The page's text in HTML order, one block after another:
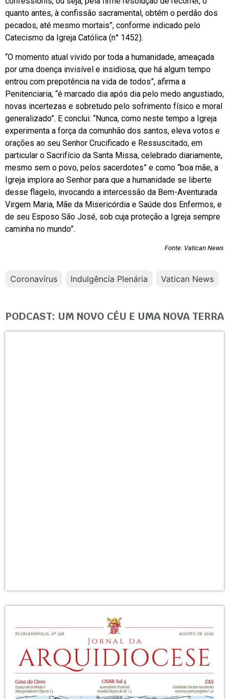
quanto antes, à confissão sacramental, obtém o perdão dos
pecados, até mesmo mortais”, conforme indicado pelo
Catecismo da Igreja Católica (n° 1452).
“O momento atual vivido por toda a humanidade, ameaçada
por uma doença invisível e insidiosa, que há algum tempo
entrou com prepotência na vida de todos”, afirma a
Penitenciaria, “é marcado dia após dia pelo medo angustiado,
novas incertezas e sobretudo pelo sofrimento físico e moral
generalizado”. E conclui: “Nunca, como neste tempo a Igreja
experimenta a força da comunhão dos santos, eleva votos e
orações ao seu Senhor Crucificado e Ressuscitado, em
particular o Sacrifício da Santa Missa, celebrado diariamente,
mesmo sem o povo, pelos sacerdotes” e como “boa mãe, a
Igreja implora ao Senhor para que a humanidade se liberte
desse flagelo, invocando a intercessão da Bem-Aventurada
Virgem Maria, Mãe da Misericórdia e Saúde dos Enfermos, e
de seu Esposo São José, sob cuja proteção a Igreja sempre
caminha no mundo”.
Fonte: Vatican News
Coronavírus Indulgência Plenária Vatican News
PODCAST: UM NOVO CÉU E UMA NOVA TERRA